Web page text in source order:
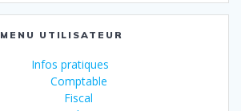
MENU UTILISATEUR
Infos pratiques
Comptable
Fiscal